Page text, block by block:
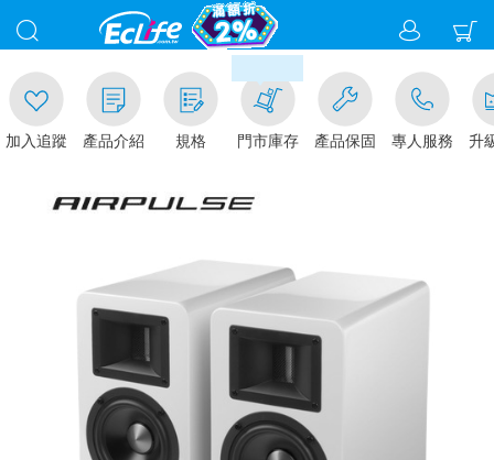
加入追蹤 產品介紹 規格
滿千元門市取貨現折1%(部分
門市庫存 產品保固 專人服務 升